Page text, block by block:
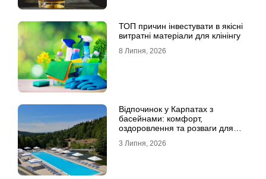
ТОП причин інвестувати в якісні
витратні матеріали для клінінгу
8 Липня, 2026
Відпочинок у Карпатах з
басейнами: комфорт,
оздоровлення та розваги для
3 Липня, 2026